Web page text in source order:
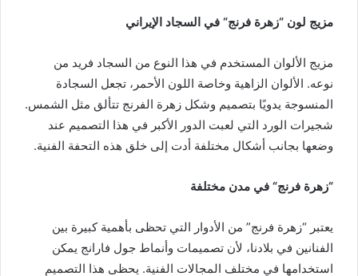
مزيج لون “زهرة فرنج“ في السجاد الإيراني
مزيج الألوان المستخدم في هذا النوع من السجاد فريد من
نوعه. الألوان الزاهية وخاصة اللون الأحمر، تجعل السجادة
المنسوجة يدويًا بتصميم وشكل زهرة الفرنج تتألق مثل الشمس.
شجيرات الورد التي لعبت الدور الأكبر في هذا التصميم عند
وضعها بجانب أشكال مختلفة أدت إلى خلق هذه التحفة الفنية.
“زهرة فرنج“ في مدن مختلفة
يعتبر “زهرة فرنج” من الأدوار التي تحظى بأهمية كبيرة بين
الفنانين في بلادنا، لأن تصميمات وأنماط جول فارانج يمكن
استخدامها في مختلف المجالات الفنية. يحظى هذا التصميم